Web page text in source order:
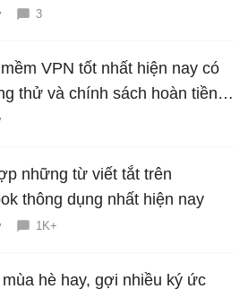
3
VPN tốt nhất hiện nay có
thử và chính sách hoàn tiền
những từ viết tắt trên
thông dụng nhất hiện nay
1K+
hè hay, gợi nhiều ký ức